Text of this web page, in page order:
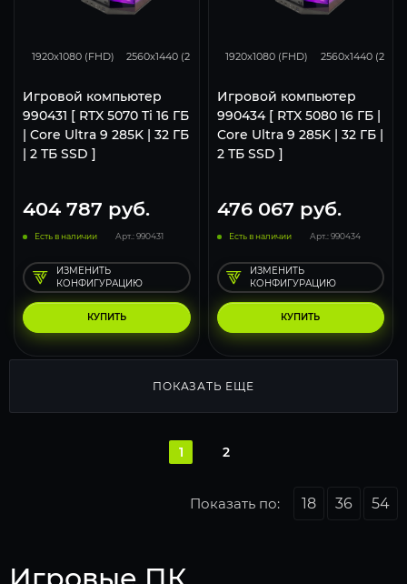
1920x1080 (FHD) 2560x1440 (2K) 3840x2160 (4K)
Игровой компьютер
990431 [ RTX 5070 Ti 16 ГБ
| Core Ultra 9 285K | 32 ГБ
| 2 ТБ SSD ]
404 787 руб.
Есть в наличии Арт.: 990431
КУПИТЬ
ИЗМЕНИТЬ
КОНФИГУРАЦИЮ
1920x1080 (FHD) 2560x1440 (2K)
Игровой компьютер
990434 [ RTX 5080 16 ГБ |
Core Ultra 9 285K | 32 ГБ |
2 ТБ SSD ]
476 067 руб.
Есть в наличии Арт.: 990434
КУПИТЬ
ИЗМЕНИТЬ
КОНФИГУРАЦИЮ
ПОКАЗАТЬ ЕЩЕ
1 2
Показать по: 18 36 54